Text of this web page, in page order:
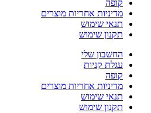
קופה
מדיניות אחריות מוצרים
תנאי שימוש
תקנון שימוש
החשבון שלי
עגלת קניות
קופה
מדיניות אחריות מוצרים
תנאי שימוש
תקנון שימוש